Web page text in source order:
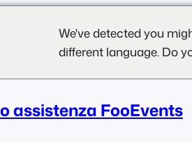
We've detected you
different language. Do
assistenza FooEvents